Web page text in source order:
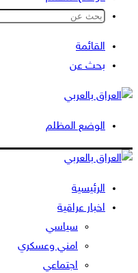
القائمة
بحث عن
الوضع المظلم
الرئيسية
اخبار عراقية
سياسي
امني وعسكري
اجتماعي